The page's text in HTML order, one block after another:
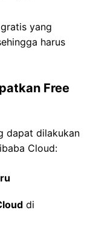
yang
harus
Free
dapat dilakukan
Cloud:
di